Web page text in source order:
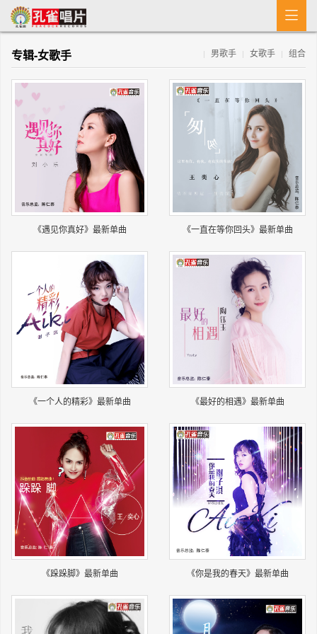
首 页
新闻
艺人介绍
专辑
收歌
长按识别二维码

专辑-女歌手 | 男歌手 | 女歌手 | 组合
《遇见你真好》最新单曲 《一直在等你回头》最新单曲
《一个人的精彩》最新单曲 《最好的相遇》最新单曲
《跺跺脚》最新单曲 《你是我的春天》最新单曲